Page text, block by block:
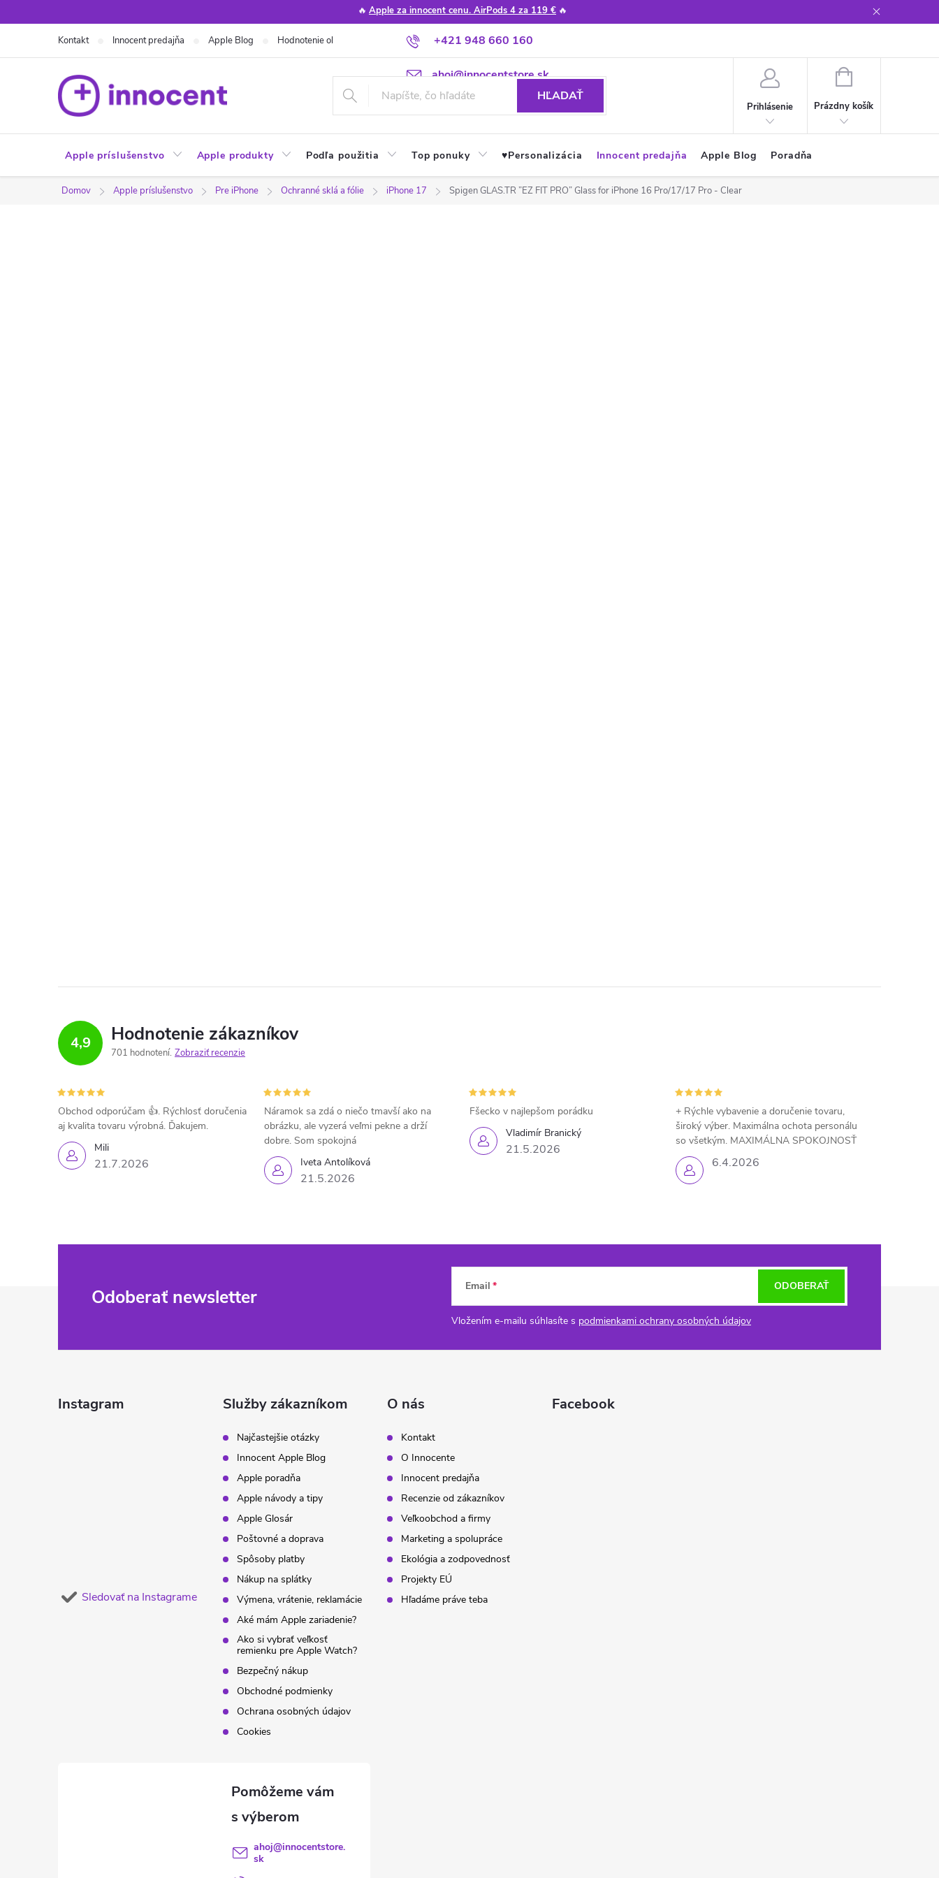
na
🔥 Apple za innocent cenu. AirPods 4 za 119 € 🔥
+421 948 660 160
ahoj@innocentstore.sk
Kontakt Innocent predajňa Apple Blog Hodnotenie obchodu Poradňa Apple návody a tipy
HĽADAŤ
Prihlásenie
NÁKUPNÝ
Prázdny košík
Apple príslušenstvo Apple produkty Podľa použitia Top ponuky ♥︎Personalizácia Innocent predajňa Apple Blog Poradňa
Domov Apple príslušenstvo Pre iPhone Ochranné sklá a fólie iPhone 17 Spigen GLAS.TR ”EZ FIT PRO” Glass for iPhone 16 Pro/17/17 Pro - Clear
4,9 Hodnotenie zákazníkov
701 hodnotení Zobraziť recenzie
Mili
21.7.2026
Obchod odporúčam 👍. Rýchlosť doručenia
aj kvalita tovaru výrobná. Ďakujem.
Iveta Antolíková
21.5.2026
Náramok sa zdá o niečo tmavší ako na
obrázku, ale vyzerá veľmi pekne a drží
dobre. Som spokojná
Vladimír Branický
21.5.2026
Fšecko v najlepšom porádku
6.4.2026
+ Rýchle vybavenie a doručenie tovaru,
široký výber. Maximálna ochota personálu
so všetkým. MAXIMÁLNA SPOKOJNOSŤ
Odoberať newsletter Email
Vložením e-mailu súhlasíte s podmienkami ochrany osobných údajov
ODOBERAŤ
Instagram
Sledovať na Instagrame
Služby zákazníkom
Najčastejšie otázky
Innocent Apple Blog
Apple poradňa
Apple návody a tipy
Apple Glosár
Poštovné a doprava
Spôsoby platby
Nákup na splátky
Výmena, vrátenie, reklamácie
Aké mám Apple zariadenie?
Ako si vybrať veľkosť
remienku pre Apple Watch?
Bezpečný nákup
Obchodné podmienky
Ochrana osobných údajov
Cookies
O nás
Kontakt
O Innocente
Innocent predajňa
Recenzie od zákazníkov
Veľkoobchod a firmy
Marketing a spolupráce
Ekológia a zodpovednosť
Projekty EÚ
Hľadáme práve teba
Facebook
ahoj@innocentstore.
sk